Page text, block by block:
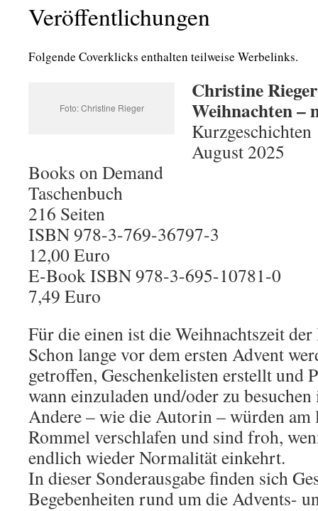
Veröffentlichungen
Folgende Coverklicks enthalten teilweise Werbelinks.
Foto: Christine Rieger
Christine
Weihnachten
Kurzgeschichten
August 2025
Books on Demand
Taschenbuch
216 Seiten
ISBN 978-3-769-36797-3
12,00 Euro
E-Book ISBN 978-3-695-10781-0
7,49 Euro
Für die einen ist die Weihnachtszeit
Schon lange vor dem ersten Advent
getroffen, Geschenkelisten erstellt und
wann einzuladen und/oder zu besuchen
Andere – wie die Autorin – würden am
Rommel verschlafen und sind froh,
endlich wieder Normalität einkehrt.
In dieser Sonderausgabe finden sich
Begebenheiten rund um die Advents-